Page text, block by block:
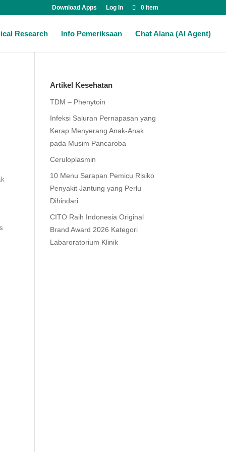
Download Apps Log In 0 Item
Research Info Pemeriksaan Chat Alana (AI Agent)
Artikel Kesehatan
TDM – Phenytoin
Infeksi Saluran Pernapasan yang
Kerap Menyerang Anak-Anak
pada Musim Pancaroba
Ceruloplasmin
10 Menu Sarapan Pemicu Risiko
Penyakit Jantung yang Perlu
Dihindari
CITO Raih Indonesia Original
Brand Award 2026 Kategori
Labaroratorium Klinik